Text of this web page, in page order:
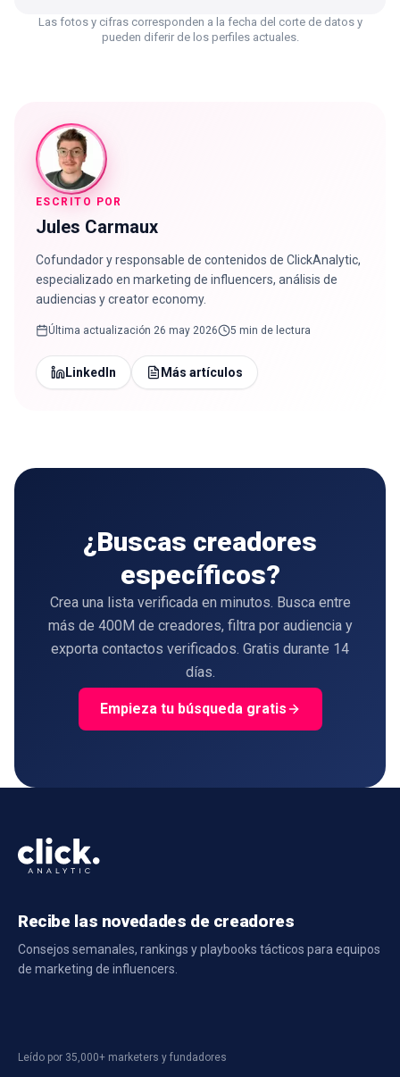
Las fotos y cifras corresponden a la fecha del corte de datos y
pueden diferir de los perfiles actuales.
ESCRITO POR
Jules Carmaux
Cofundador y responsable de contenidos de ClickAnalytic,
especializado en marketing de influencers, análisis de
audiencias y creator economy.
Última actualización 26 may 2026 5 min de lectura
LinkedIn Más artículos
¿Buscas creadores
específicos?
Crea una lista verificada en minutos. Busca entre
más de 400M de creadores, filtra por audiencia y
exporta contactos verificados. Gratis durante 14
días.
Empieza tu búsqueda gratis
Recibe las novedades de creadores
Consejos semanales, rankings y playbooks tácticos para equipos
de marketing de influencers.
Leído por 35,000+ marketers y fundadores